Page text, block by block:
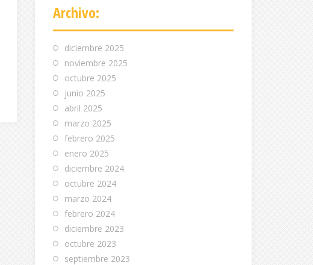
Archivo:
diciembre 2025
noviembre 2025
octubre 2025
junio 2025
abril 2025
marzo 2025
febrero 2025
enero 2025
diciembre 2024
octubre 2024
marzo 2024
febrero 2024
diciembre 2023
octubre 2023
septiembre 2023